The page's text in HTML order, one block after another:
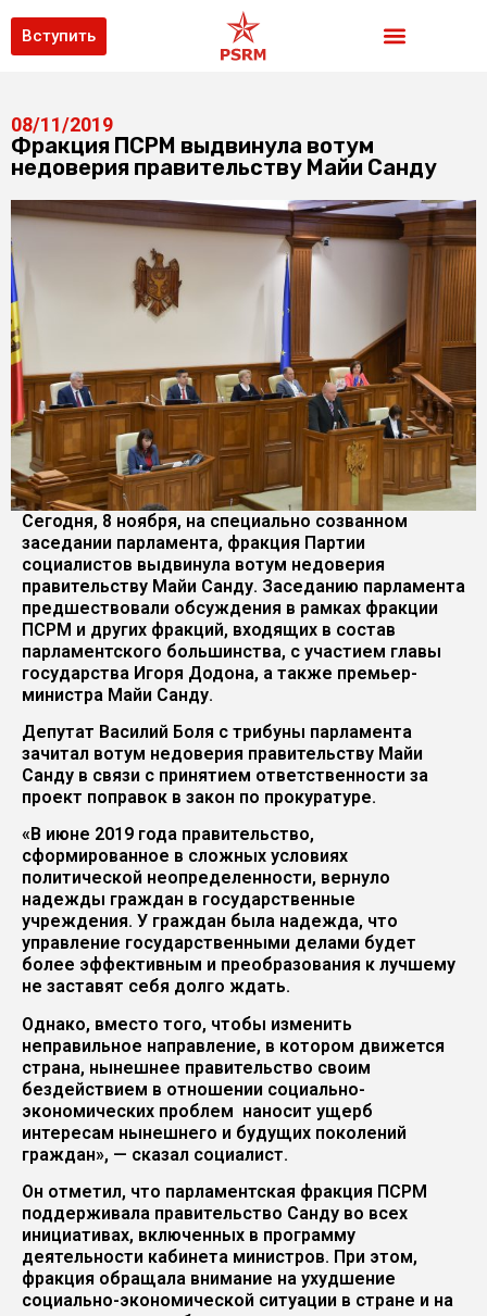
Вступить
08/11/2019
Фракция ПСРМ выдвинула вотум
недоверия правительству Майи Санду
Сегодня, 8 ноября, на специально созванном
заседании парламента, фракция Партии
социалистов выдвинула вотум недоверия
правительству Майи Санду. Заседанию парламента
предшествовали обсуждения в рамках фракции
ПСРМ и других фракций, входящих в состав
парламентского большинства, с участием главы
государства Игоря Додона, а также премьер-
министра Майи Санду.
Депутат Василий Боля с трибуны парламента
зачитал вотум недоверия правительству Майи
Санду в связи с принятием ответственности за
проект поправок в закон по прокуратуре.
«В июне 2019 года правительство,
сформированное в сложных условиях
политической неопределенности, вернуло
надежды граждан в государственные
учреждения. У граждан была надежда, что
управление государственными делами будет
более эффективным и преобразования к лучшему
не заставят себя долго ждать.
Однако, вместо того, чтобы изменить
неправильное направление, в котором движется
страна, нынешнее правительство своим
бездействием в отношении социально-
экономических проблем наносит ущерб
интересам нынешнего и будущих поколений
граждан», — сказал социалист.
Он отметил, что парламентская фракция ПСРМ
поддерживала правительство Санду во всех
инициативах, включенных в программу
деятельности кабинета министров. При этом,
фракция обращала внимание на ухудшение
социально-экономической ситуации в стране и на